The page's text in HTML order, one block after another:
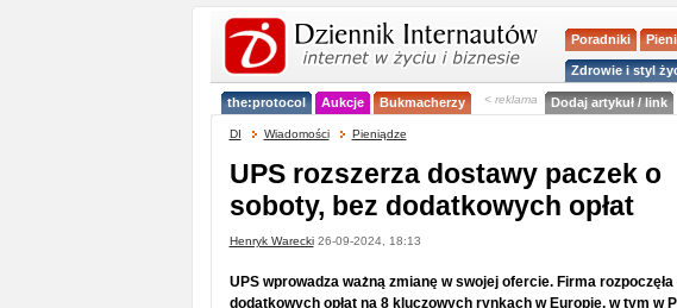
Poradniki
Zdrowie i styl
the:protocol Aukcje Bukmacherzy < reklama Dodaj artykuł / link
DI Wiadomości Pieniądze
UPS rozszerza dostawy paczek o
soboty, bez dodatkowych opłat
Henryk Warecki26-09-2024, 18:13
UPS wprowadza ważną zmianę w swojej ofercie. Firma
dodatkowych opłat na 8 kluczowych rynkach w Europie, w tym w